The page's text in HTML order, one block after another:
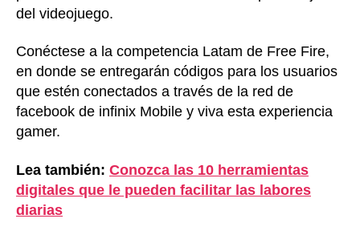
del videojuego.
Conéctese a la competencia Latam de Free Fire,
en donde se entregarán códigos para los usuarios
que estén conectados a través de la red de
facebook de infinix Mobile y viva esta experiencia
gamer.
Lea también: Conozca las 10 herramientas
digitales que le pueden facilitar las labores
diarias